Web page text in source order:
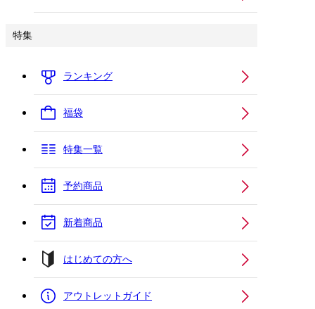
特集
ランキング
福袋
特集一覧
予約商品
新着商品
はじめての方へ
アウトレットガイド